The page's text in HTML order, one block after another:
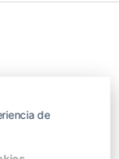
de